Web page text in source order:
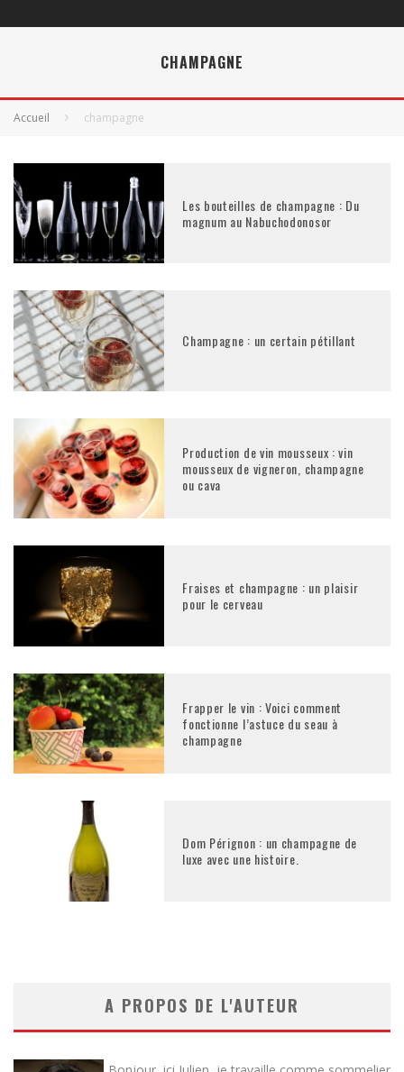
CHAMPAGNE
Accueil champagne
Les bouteilles de champagne : Du
magnum au Nabuchodonosor
Champagne : un certain pétillant
Production de vin mousseux : vin
mousseux de vigneron, champagne
ou cava
Fraises et champagne : un plaisir
pour le cerveau
Frapper le vin : Voici comment
fonctionne l’astuce du seau à
champagne
Dom Pérignon : un champagne de
luxe avec une histoire.
A PROPOS DE L'AUTEUR